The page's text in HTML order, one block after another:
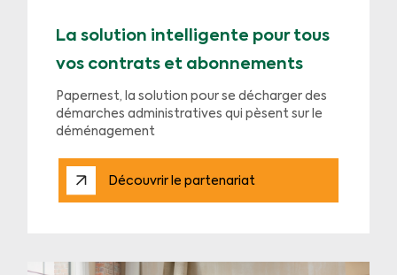
La solution intelligente pour tous
vos contrats et abonnements
Papernest, la solution pour se décharger des
démarches administratives qui pèsent sur le
déménagement
Découvrir le partenariat